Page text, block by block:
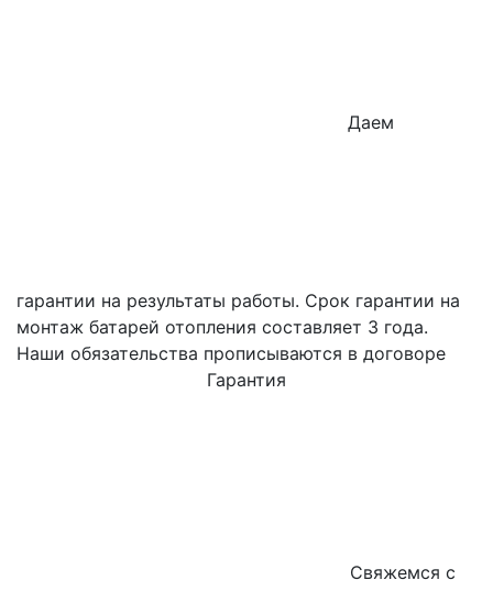
Даем
гарантии на результаты работы. Срок гарантии на
монтаж батарей отопления составляет 3 года.
Наши обязательства прописываются в договоре
Гарантия
Свяжемся с